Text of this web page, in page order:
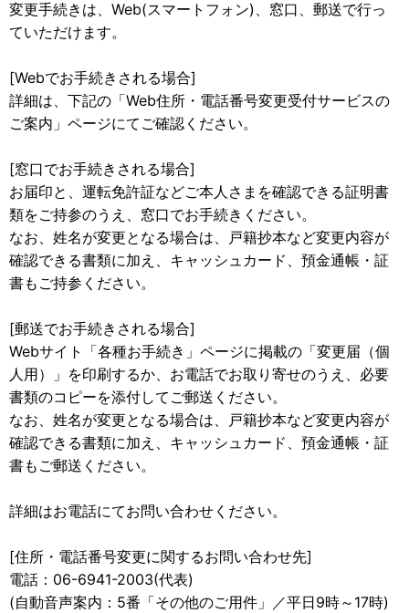
変更手続きは、Web(スマートフォン)、窓口、郵送で行っ
ていただけます。
[Webでお手続きされる場合]
詳細は、下記の「Web住所・電話番号変更受付サービスの
ご案内」ページにてご確認ください。
[窓口でお手続きされる場合]
お届印と、運転免許証などご本人さまを確認できる証明書
類をご持参のうえ、窓口でお手続きください。
なお、姓名が変更となる場合は、戸籍抄本など変更内容が
確認できる書類に加え、キャッシュカード、預金通帳・証
書もご持参ください。
[郵送でお手続きされる場合]
Webサイト「各種お手続き」ページに掲載の「変更届（個
人用）」を印刷するか、お電話でお取り寄せのうえ、必要
書類のコピーを添付してご郵送ください。
なお、姓名が変更となる場合は、戸籍抄本など変更内容が
確認できる書類に加え、キャッシュカード、預金通帳・証
書もご郵送ください。
詳細はお電話にてお問い合わせください。
[住所・電話番号変更に関するお問い合わせ先]
電話：06-6941-2003(代表)
(自動音声案内：5番「その他のご用件」／平日9時～17時)